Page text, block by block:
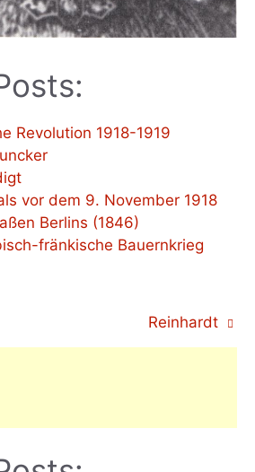
Revolution 1918-1919
vor dem 9. November 1918
Berlins (1846)
fränkische Bauernkrieg
Reinhardt